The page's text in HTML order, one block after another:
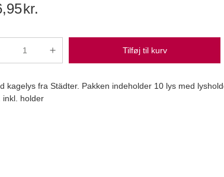
kr.
Tilføj til kurv
kagelys fra Städter. Pakken indeholder 10 lys med
inkl. holder